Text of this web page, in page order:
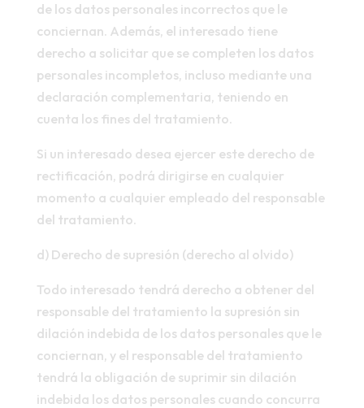
de los datos personales incorrectos que le
conciernan. Además, el interesado tiene
derecho a solicitar que se completen los datos
personales incompletos, incluso mediante una
declaración complementaria, teniendo en
cuenta los fines del tratamiento.
Si un interesado desea ejercer este derecho de
rectificación, podrá dirigirse en cualquier
momento a cualquier empleado del responsable
del tratamiento.
d) Derecho de supresión (derecho al olvido)
Todo interesado tendrá derecho a obtener del
responsable del tratamiento la supresión sin
dilación indebida de los datos personales que le
conciernan, y el responsable del tratamiento
tendrá la obligación de suprimir sin dilación
indebida los datos personales cuando concurra